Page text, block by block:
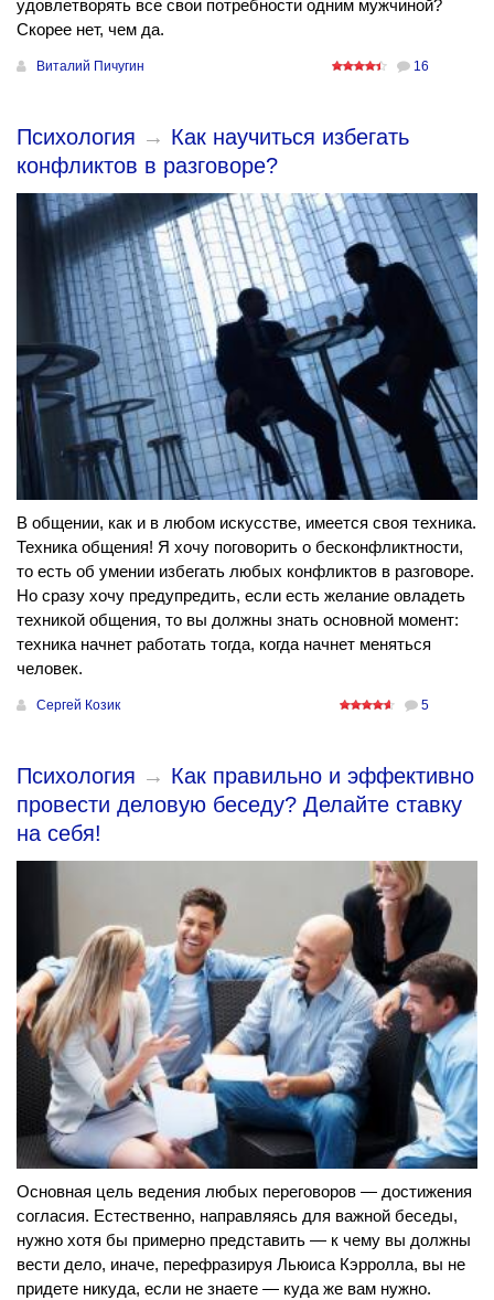
удовлетворять все свои потребности одним мужчиной?
Скорее нет, чем да.
Виталий Пичугин 16
Психология → Как научиться избегать
конфликтов в разговоре?
В общении, как и в любом искусстве, имеется своя техника.
Техника общения! Я хочу поговорить о бесконфликтности,
то есть об умении избегать любых конфликтов в разговоре.
Но сразу хочу предупредить, если есть желание овладеть
техникой общения, то вы должны знать основной момент:
техника начнет работать тогда, когда начнет меняться
человек.
Сергей Козик 5
Психология → Как правильно и эффективно
провести деловую беседу? Делайте ставку
на себя!
Основная цель ведения любых переговоров — достижения
согласия. Естественно, направляясь для важной беседы,
нужно хотя бы примерно представить — к чему вы должны
вести дело, иначе, перефразируя Льюиса Кэрролла, вы не
придете никуда, если не знаете — куда же вам нужно.